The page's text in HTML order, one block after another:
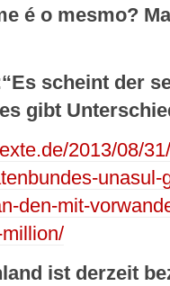
é o mesmo?
scheint der
gibt
2013/08/
den-mit-
ist derzeit